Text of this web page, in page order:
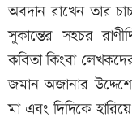
অবদান রাখেন তার
সুকান্তের সহচর
কবিতা কিংবা
জমান অজানার
মা এবং দিদিকে